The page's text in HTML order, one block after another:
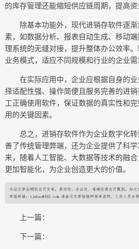
的库存管理还能缩短供应链周期，提高资
除基本功能外，现代进销存软件逐
素，如数据分析、报表自动生成、移动
理系统的无缝对接，提升整体办公效率
业务模式，适应不同规模和行业的企业需
在实际应用中，企业应根据自身的
择适配性强、操作简便且服务完善的进
工正确使用软件，保证数据的真实性和
用的关键因素。
总之，进销存软件作为企业数字化
善了传统管理弊端，还为企业提供了科
来，随着人工智能、大数据等技术的融
更加智能化，为企业创造更大的价值。
上一篇：
下一篇：